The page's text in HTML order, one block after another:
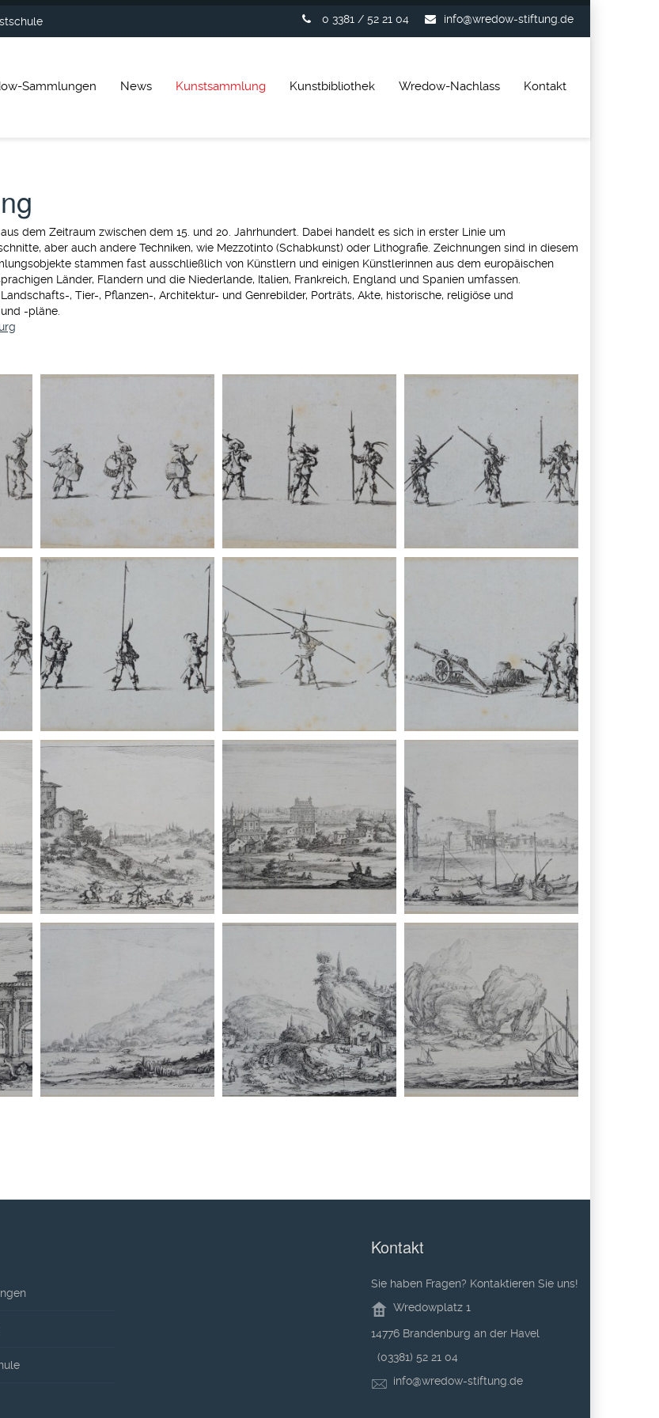
0 3381 / 52 21 04 info@wredow-stiftung.de
Sammlungen News Kunstsammlung Kunstbibliothek Wredow-Nachlass Kontakt
dem Zeitraum zwischen dem 15. und 20. Jahrhundert. Dabei handelt es sich in erster Linie um
aber auch andere Techniken, wie Mezzotinto (Schabkunst) oder Lithografie. Zeichnungen sind in diesem
stammen fast ausschließlich von Künstlern und einigen Künstlerinnen aus dem europäischen
Länder, Flandern und die Niederlande, Italien, Frankreich, England und Spanien umfassen.
, Tier-, Pflanzen-, Architektur- und Genrebilder, Porträts, Akte, historische, religiöse und
-pläne.
Kontakt
Sie haben Fragen? Kontaktieren Sie uns!
Wredowplatz 1
14776 Brandenburg an der Havel
(03381) 52 21 04
info@wredow-stiftung.de